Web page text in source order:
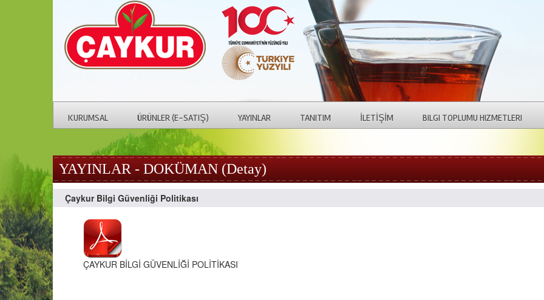
KURUMSAL ÜRÜNLER (E-SATIŞ) YAYINLAR TANITIM İLETİŞİM BILGI TOPLUMU HIZMETLERI
YAYINLAR - DOKÜMAN (Detay)
Çaykur Bilgi Güvenliği Politikası
ÇAYKUR BİLGİ GÜVENLİĞİ POLİTİKASI